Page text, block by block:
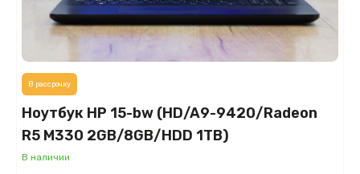
Ноутбук HP 15-bw (HD/A9-9420/Radeon
R5 M330 2GB/8GB/HDD 1TB)
В наличии
В рассрочку